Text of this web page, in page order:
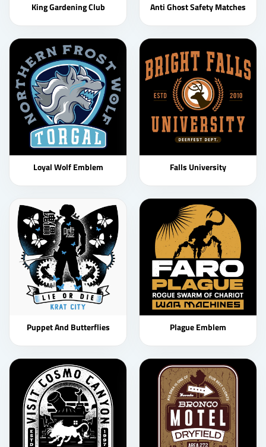
King Gardening Club Anti Ghost Safety Matches
Loyal Wolf Emblem Falls University
Puppet And Butterflies Plague Emblem